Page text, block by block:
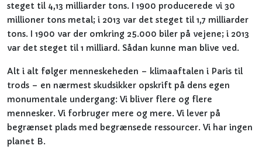
steget til 4,13 milliarder tons. I 1900 producerede vi 30
millioner tons metal; i 2013 var det steget til 1,7 milliarder
tons. I 1900 var der omkring 25.000 biler på vejene; i 2013
var det steget til 1 milliard. Sådan kunne man blive ved.
Alt i alt følger menneskeheden – klimaaftalen i Paris til
trods – en nærmest skudsikker opskrift på dens egen
monumentale undergang: Vi bliver flere og flere
mennesker. Vi forbruger mere og mere. Vi lever på
begrænset plads med begrænsede ressourcer. Vi har ingen
planet B.